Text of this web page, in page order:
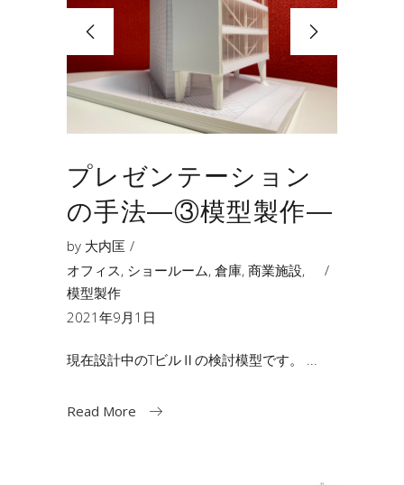
プレゼンテーション
の手法―③模型製作―
by 大内匡
オフィス, ショールーム, 倉庫, 商業施設,
模型製作
2021年9月1日
現在設計中のTビルⅡの検討模型です。
Read More